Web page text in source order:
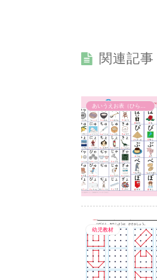
関連記事
あいうえお表（ひらがな表）
幼児教材